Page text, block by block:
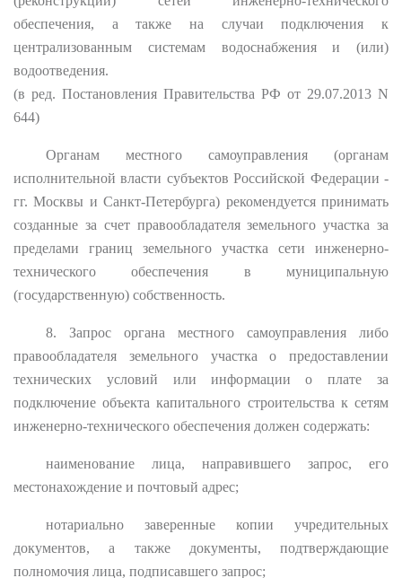
обеспечения, а также на случаи подключения к
централизованным системам водоснабжения и (или)
водоотведения.
(в ред. Постановления Правительства РФ от 29.07.2013 N
644)
Органам местного самоуправления (органам
исполнительной власти субъектов Российской Федерации -
гг. Москвы и Санкт-Петербурга) рекомендуется принимать
созданные за счет правообладателя земельного участка за
пределами границ земельного участка сети инженерно-
технического обеспечения в муниципальную
(государственную) собственность.
8. Запрос органа местного самоуправления либо
правообладателя земельного участка о предоставлении
технических условий или информации о плате за
подключение объекта капитального строительства к сетям
инженерно-технического обеспечения должен содержать:
наименование лица, направившего запрос, его
местонахождение и почтовый адрес;
нотариально заверенные копии учредительных
документов, а также документы, подтверждающие
полномочия лица, подписавшего запрос;